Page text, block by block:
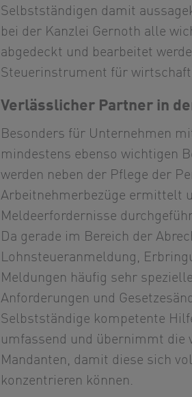
Selbstständigen damit
bei der Kanzlei Gernoth alle
abgedeckt und bearbeitet
Steuerinstrument für
Verlässlicher Partner in
Besonders für Unternehmen
mindestens ebenso wichtigen
werden neben der Pflege der
Arbeitnehmerbezüge ermittelt
Meldeerfordernisse
Da gerade im Bereich der
Lohnsteueranmeldung,
Meldungen häufig sehr
Anforderungen und
Selbstständige kompetente
umfassend und übernimmt
Mandanten, damit diese sich
konzentrieren können.